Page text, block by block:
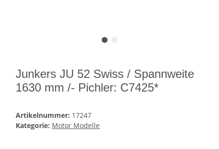
Junkers JU 52 Swiss / Spannweite
1630 mm /- Pichler: C7425*
Artikelnummer: 17247
Kategorie: Motor Modelle